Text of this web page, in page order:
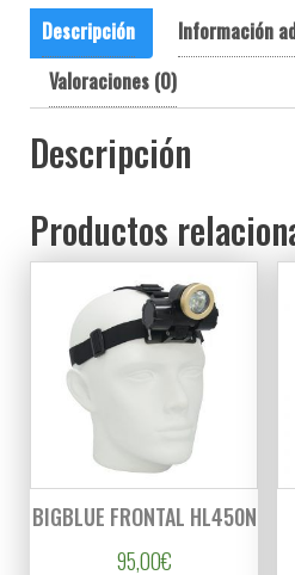
Descripción Información
Valoraciones (0)
Descripción
Productos
BIGBLUE FRONTAL HL450N
95,00€